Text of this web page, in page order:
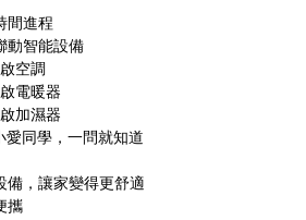
間進程
動智能設備
空調
電暖器
加濕器
愛同學，一問就知道
備，讓家變得更舒適
攜